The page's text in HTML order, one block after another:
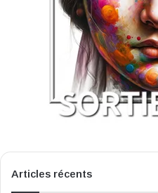
Articles récents